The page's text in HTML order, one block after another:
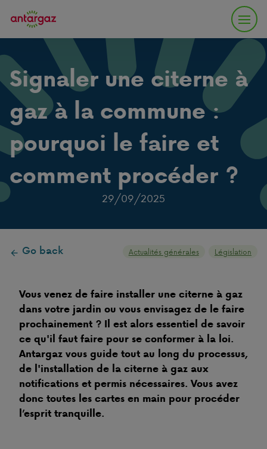
Signaler une citerne à
gaz à la commune :
pourquoi le faire et
comment procéder ?
29/09/2025
Go back Actualités générales Législation
Vous venez de faire installer une citerne à gaz
dans votre jardin ou vous envisagez de le faire
prochainement ? Il est alors essentiel de savoir
ce qu'il faut faire pour se conformer à la loi.
Antargaz vous guide tout au long du processus,
de l'installation de la citerne à gaz aux
notifications et permis nécessaires. Vous avez
donc toutes les cartes en main pour procéder
l’esprit tranquille.